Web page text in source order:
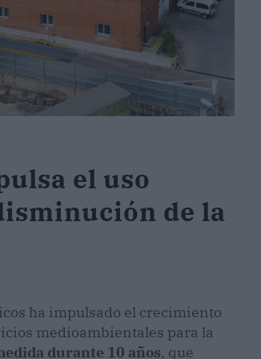
el uso
de la
ha impulsado el crecimiento
medioambientales para la
durante 10 años, que